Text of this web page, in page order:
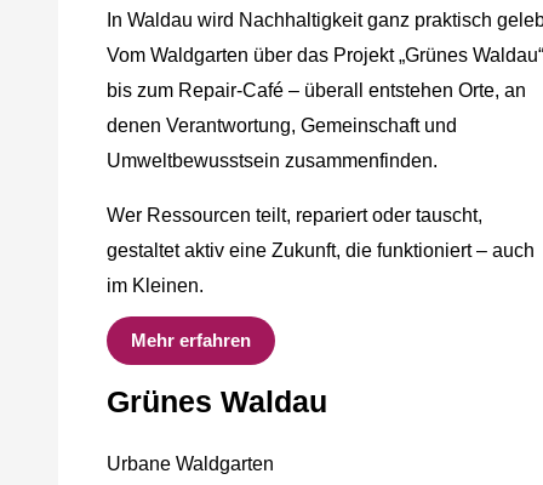
In Waldau wird Nachhaltigkeit ganz praktisch
Vom Waldgarten über das Projekt „Grünes Waldau“
bis zum Repair-Café – überall entstehen Orte, an
denen Verantwortung, Gemeinschaft und
Umweltbewusstsein zusammenfinden.
Wer Ressourcen teilt, repariert oder tauscht,
gestaltet aktiv eine Zukunft, die funktioniert – auch
im Kleinen.
Mehr erfahren
Grünes Waldau
Urbane Waldgarten